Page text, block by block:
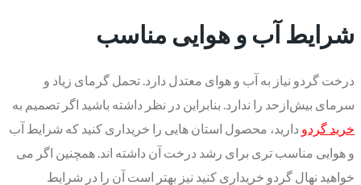
شرایط آب و هوایی مناسب
درخت گردو نیاز به آب و هوای معتدل دارد. تحمل گرمای زیاد و
سرمای بیش‌ازحد را ندارد. بنابراین در نظر داشته باشید اگر تصمیم به
خرید گردو دارید، محصول استان هایی را خریداری کنید که شرایط آب
و هوایی مناسب تری برای رشد درخت آن داشته اند. همچنین اگر می
خواهید نهال گردو خریداری کنید نیز بهتر است آن را در شرایط